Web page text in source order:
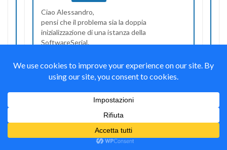
Ciao Alessandro,
pensi che il problema sia la doppia
inizializzazione di una istanza della
SoftwareSerial.
è possibile usarla in questo modo.
il4 Marzo 2016